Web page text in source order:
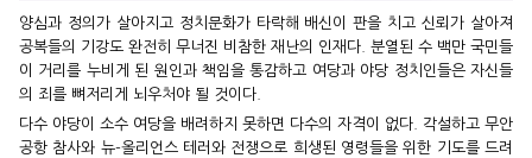
양심과 정의가 살아지고 정치문화가 타락해 배신이 판을 치고 신뢰가 살아져
공복들의 기강도 완전히 무너진 비참한 재난의 인재다. 분열된 수 백만 국민들
이 거리를 누비게 된 원인과 책임을 통감하고 여당과 야당 정치인들은 자신들
의 죄를 뼈저리게 뇌우처야 될 것이다.
다수 야당이 소수 여당을 배려하지 못하면 다수의 자격이 없다. 각설하고 무안
공항 참사와 뉴-올리언스 테러와 전쟁으로 희생된 영령들을 위한 기도를 드려